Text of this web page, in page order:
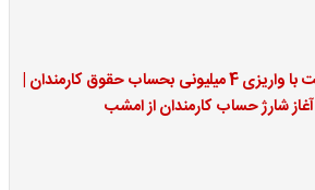
غافلگیری دولت با واریزی 4 میلیونی بحساب حقوق کارمندان |
آغاز شارژ حساب کارمندان از امشب